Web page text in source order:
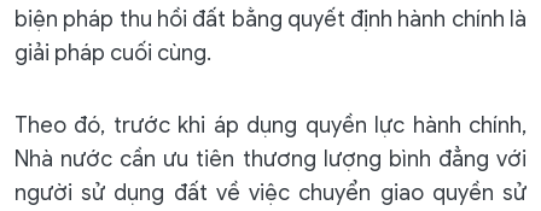
biện pháp thu hồi đất bằng quyết định hành chính là
giải pháp cuối cùng.
Theo đó, trước khi áp dụng quyền lực hành chính,
Nhà nước cần ưu tiên thương lượng bình đẳng với
người sử dụng đất về việc chuyển giao quyền sử